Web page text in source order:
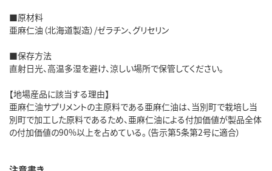
■原材料
亜麻仁油（北海道製造）/ゼラチン、グリセリン
■保存方法
直射日光、高温多湿を避け、涼しい場所で保管してください。
【地場産品に該当する理由】
亜麻仁油サプリメントの主原料である亜麻仁油は、当別町で栽培し当
別町で加工した原料であるため、亜麻仁油による付加価値が製品全体
の付加価値の90%以上を占めている。（告示第5条第2号に適合）